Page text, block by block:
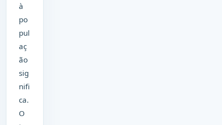
à
po
pul
aç
ão
sig
nifi
ca.
O